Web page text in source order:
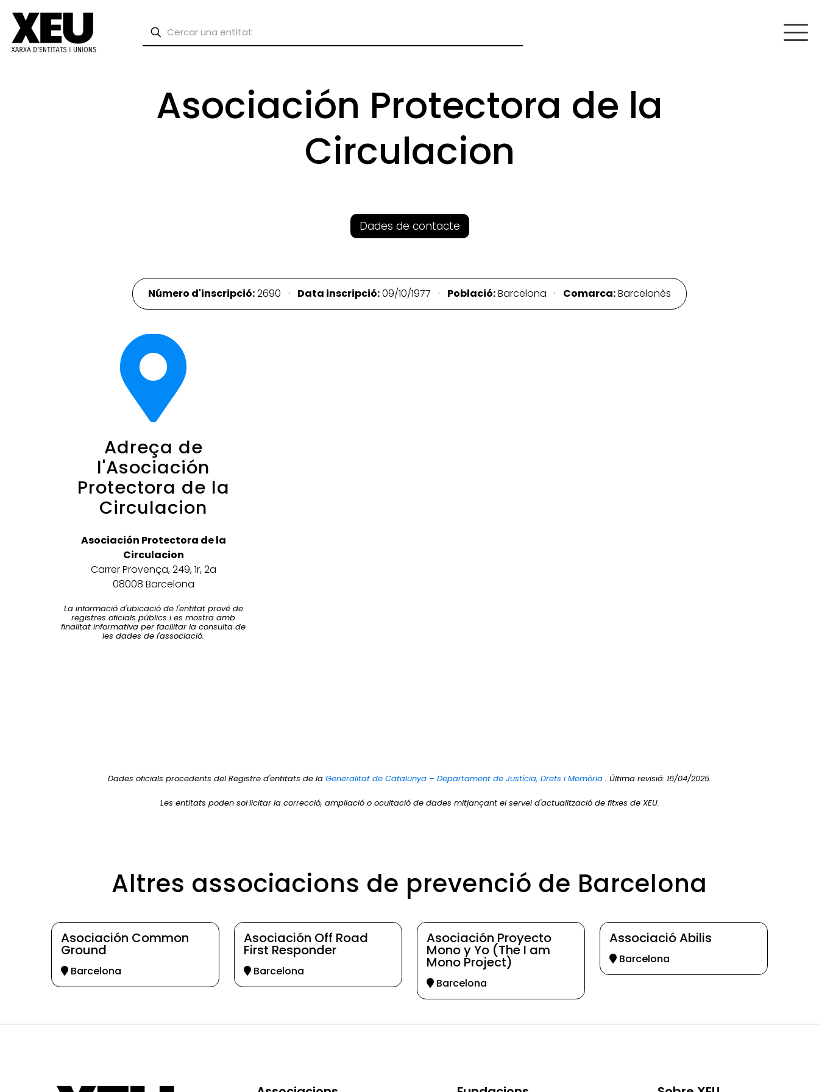
Asociación Protectora de la
Circulacion
Dades de contacte
Número d'inscripció:2690 · Data inscripció:09/10/1977 · Població:Barcelona · Comarca:Barcelonès
Adreça de
l'Asociación
Protectora de la
Circulacion
Asociación Protectora de la
Circulacion
Carrer Provença, 249, 1r, 2a
08008 Barcelona
La informació d'ubicació de l'entitat prové de
registres oficials públics i es mostra amb
finalitat informativa per facilitar la consulta de
les dades de l'associació.
Dades oficials procedents del Registre d'entitats de la Generalitat de Catalunya – Departament de Justícia, Drets i Memòria . Última revisió: 16/04/2025.
Les entitats poden sol·licitar la correcció, ampliació o ocultació de dades mitjançant el servei d'actualització de fitxes de XEU.
Altres associacions de prevenció de Barcelona
Asociación Common
Ground
Barcelona
Asociación Off Road
First Responder
Barcelona
Asociación Proyecto
Mono y Yo (The I am
Mono Project)
Barcelona
Associació Abilis
Barcelona